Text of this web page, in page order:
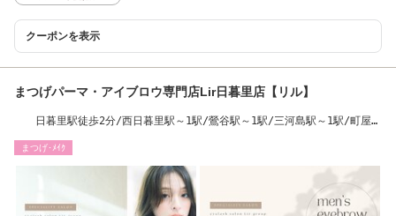
クーポンを表示
まつげパーマ・アイブロウ専門店Lir日暮里店【リル】
日暮里駅徒歩2分/西日暮里駅～1駅/鶯谷駅～1駅/三河島駅～1駅/町屋駅
まつげ･ﾒｲｸ